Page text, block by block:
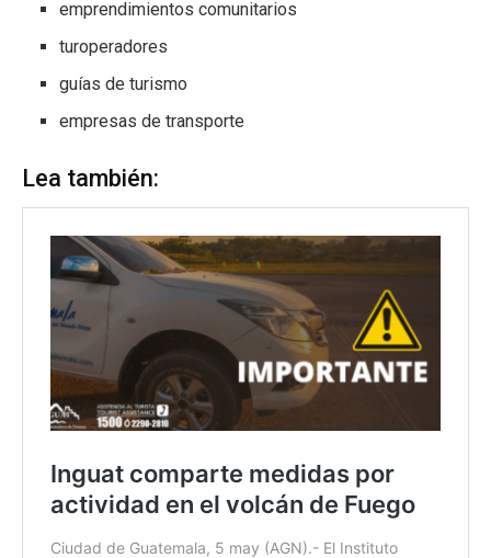
emprendimientos comunitarios
turoperadores
guías de turismo
empresas de transporte
Lea también: